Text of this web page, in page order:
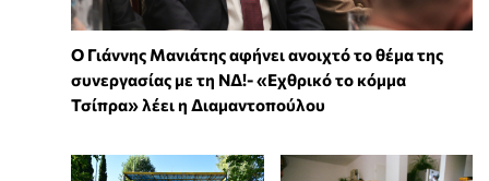
Ο Γιάννης Μανιάτης αφήνει ανοιχτό το θέμα της
συνεργασίας με τη ΝΔ!- «Εχθρικό το κόμμα
Τσίπρα» λέει η Διαμαντοπούλου